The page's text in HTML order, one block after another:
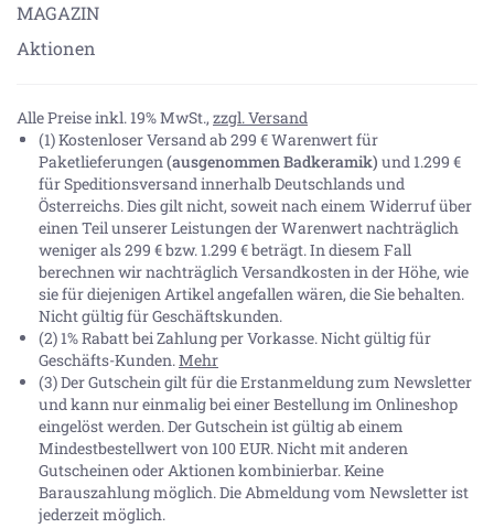
MAGAZIN
Aktionen
Alle Preise inkl. 19% MwSt., zzgl. Versand
(1) Kostenloser Versand ab 299 € Warenwert für
Paketlieferungen(ausgenommen Badkeramik) und 1.299 €
für Speditionsversand innerhalb Deutschlands und
Österreichs. Dies gilt nicht, soweit nach einem Widerruf über
einen Teil unserer Leistungen der Warenwert nachträglich
weniger als 299 € bzw. 1.299 € beträgt. In diesem Fall
berechnen wir nachträglich Versandkosten in der Höhe, wie
sie für diejenigen Artikel angefallen wären, die Sie behalten.
Nicht gültig für Geschäftskunden.
(2) 1% Rabatt bei Zahlung per Vorkasse. Nicht gültig für
Geschäfts-Kunden.Mehr
(3) Der Gutschein gilt für die Erstanmeldung zum Newsletter
und kann nur einmalig bei einer Bestellung im Onlineshop
eingelöst werden. Der Gutschein ist gültig ab einem
Mindestbestellwert von 100 EUR. Nicht mit anderen
Gutscheinen oder Aktionen kombinierbar. Keine
Barauszahlung möglich. Die Abmeldung vom Newsletter ist
jederzeit möglich.